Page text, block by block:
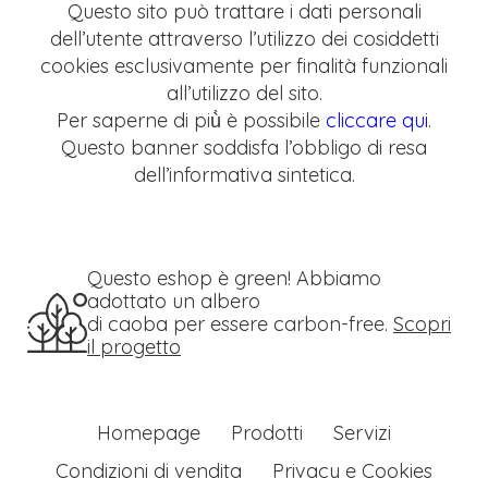
Questo sito può trattare i dati personali
dell’utente attraverso l’utilizzo dei cosiddetti
cookies esclusivamente per finalità funzionali
all’utilizzo del sito.
Per saperne di più̀ è possibile cliccare qui.
Questo banner soddisfa l’obbligo di resa
dell’informativa sintetica.
Questo eshop è green! Abbiamo
adottato un albero
di caoba per essere carbon-free. Scopri
il progetto
Homepage Prodotti
Servizi
Condizioni di vendita
Privacy e Cookies